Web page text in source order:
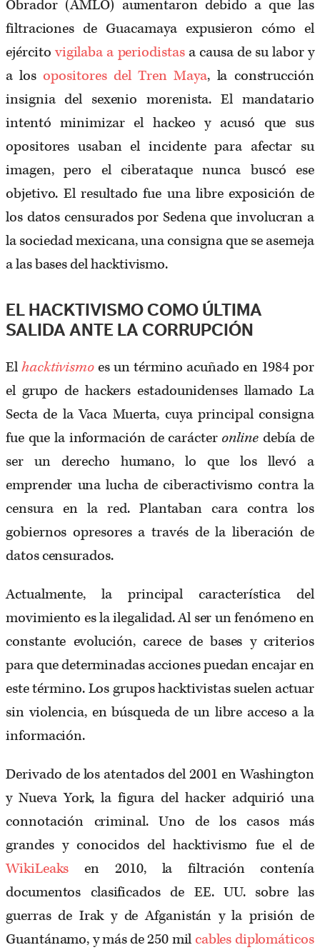
Obrador (AMLO) aumentaron debido a que las
filtraciones de Guacamaya expusieron cómo el
ejército vigilaba a periodistasa causa de su labor y
a losopositores del Tren Maya, la construcción
insignia del sexenio morenista. El mandatario
intentó minimizar el hackeo y acusó que sus
opositores usaban el incidente para afectar su
imagen, pero el ciberataque nunca buscó ese
objetivo. El resultado fue una libre exposición de
los datos censurados por Sedena que involucran a
la sociedad mexicana, una consigna que se asemeja
a las bases del hacktivismo.
EL HACKTIVISMO COMO ÚLTIMA
SALIDA ANTE LA CORRUPCIÓN
Elhacktivismoes un término acuñado en 1984 por
el grupo de hackers estadounidenses llamado La
Secta de la Vaca Muerta, cuya principal consigna
fue que la información de carácteronline debía de
ser un derecho humano, lo que los llevó a
emprender una lucha de ciberactivismo contra la
censura en la red. Plantaban cara contra los
gobiernos opresores a través de la liberación de
datos censurados.
Actualmente, la principal característica del
movimiento es la ilegalidad. Al ser un fenómeno en
constante evolución, carece de bases y criterios
para que determinadas acciones puedan encajar en
este término. Los grupos hacktivistas suelen actuar
sin violencia, en búsqueda de un libre acceso a la
información.
Derivado de los atentados del 2001 en Washington
y Nueva York, la figura del hacker adquirió una
connotación criminal. Uno de los casos más
grandes y conocidos del hacktivismo fue el de
WikiLeaksen 2010, la filtración contenía
documentos clasificados de EE. UU. sobre las
guerras de Irak y de Afganistán y la prisión de
Guantánamo, y más de 250 milcables diplomáticos